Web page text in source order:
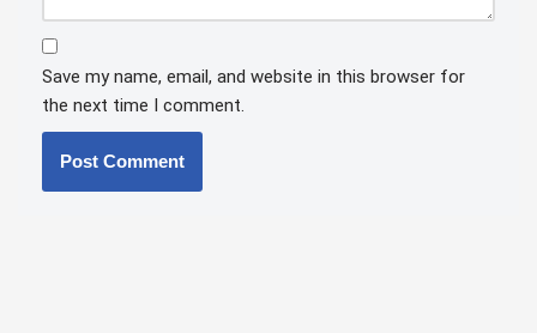
Save my name, email, and website in this browser for
the next time I comment.